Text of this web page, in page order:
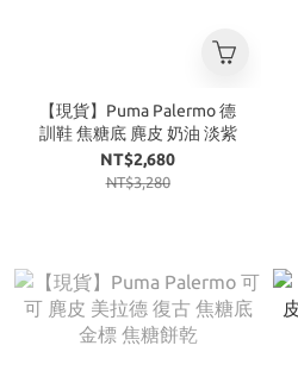
【現貨】Puma Palermo 德
訓鞋 焦糖底 麂皮 奶油 淡紫
NT$2,680
NT$3,280